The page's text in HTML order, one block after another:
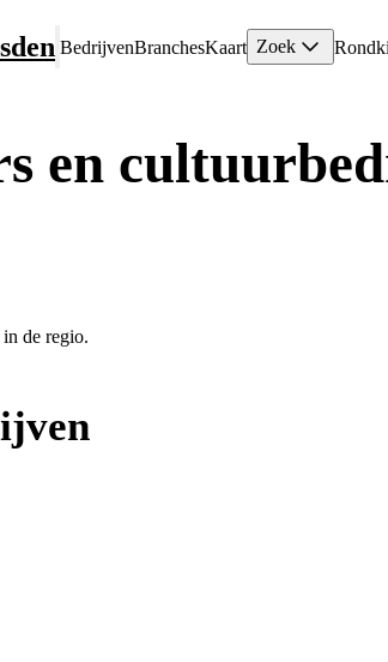
BedrijvenBranchesKaart Zoek
en
de regio.